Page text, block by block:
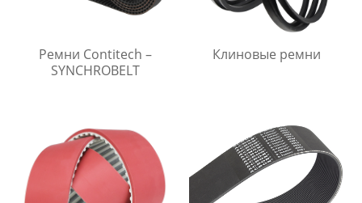
Ремни Contitech –
SYNCHROBELT
Клиновые ремни